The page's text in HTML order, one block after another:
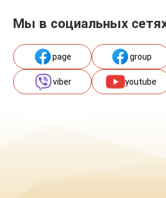
Мы в социальных
page group
viber youtube